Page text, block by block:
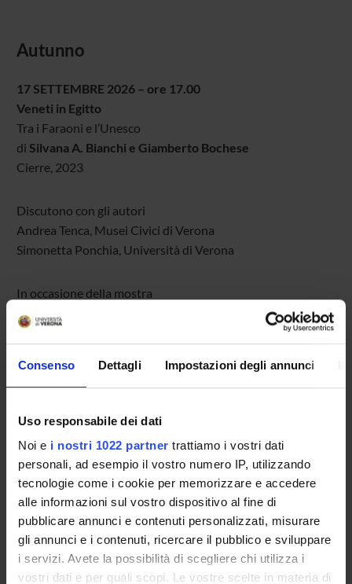
Consenso Dettagli Impostazioni degli annunci
Uso responsabile dei dati
Noi e i nostri 1022 partner trattiamo i vostri dati
personali, ad esempio il vostro numero IP, utilizzando
tecnologie come i cookie per memorizzare e accedere
alle informazioni sul vostro dispositivo al fine di
pubblicare annunci e contenuti personalizzati, misurare
gli annunci e i contenuti, ricercare il pubblico e sviluppare
i servizi. Avete la possibilità di scegliere chi utilizza i
vostri dati e per quali scopi. Le vostre scelte in materia di
Autunno
17 SETTEMBRE 2026 – ore 17.00
Veneti in Egitto
Tra i Faraoni e l’Unesco
di Silvana A. Bianchi e Giamberto Bochese
Cierre, 2023
Discutono con gli autori
Andrea Tenca, Musei Civici di Verona
Simonetta Ponchia, Università di Verona
In occasione della mostra
“Ghiacciai Nascosti”
Museo di Storia Naturale
Il tempo profondo dell’umanità
Prospettive transdisciplinari per lo studio della preistoria
a cura diLuca Ciancio, Massimo Cultraro e Fedra
Alessandra Pizzato
Carocci, 2025
Dialogo tra curatori e autori del volume